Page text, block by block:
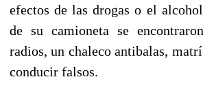
efectos de las drogas o el
de su camioneta se
radios, un chaleco antibalas,
conducir falsos.